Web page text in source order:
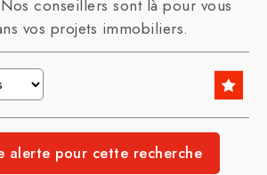
conseillers sont là pour vous
vos projets immobiliers.